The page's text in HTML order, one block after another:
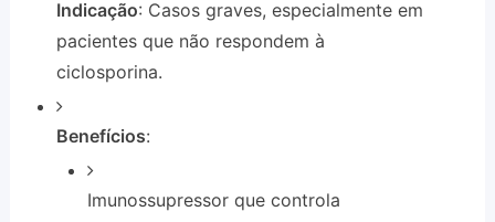
Indicação: Casos graves, especialmente em
pacientes que não respondem à
ciclosporina.
Benefícios:
Imunossupressor que controla